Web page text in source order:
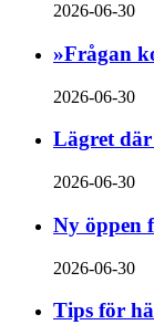
2026-06-30
»Frågan
2026-06-30
Lägret
2026-06-30
Ny öppen
2026-06-30
Tips för